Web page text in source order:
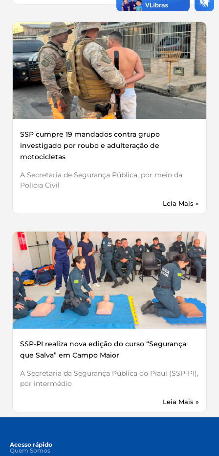
SSP cumpre 19 mandados contra grupo
investigado por roubo e adulteração de
motocicletas
A Secretaria de Segurança Pública, por meio da
Polícia Civil
Leia Mais »
SSP-PI realiza nova edição do curso “Segurança
que Salva” em Campo Maior
A Secretaria da Segurança Pública do Piauí (SSP-PI),
por intermédio
Leia Mais »
Acesso rápido
Quem Somos